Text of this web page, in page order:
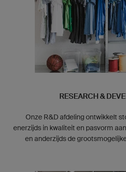
RESEARCH &
Onze R&D afdeling ontwikkelt
enerzijds in kwaliteit en pasvorm
en anderzijds de